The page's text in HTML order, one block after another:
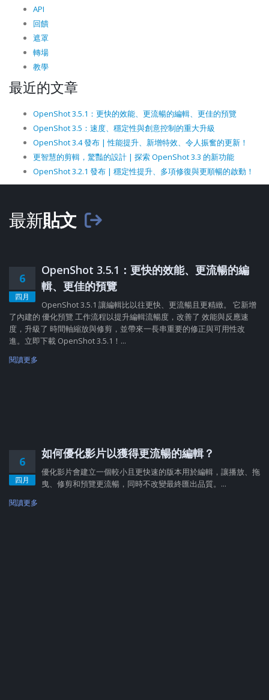
API
回饋
遮罩
轉場
教學
最近的文章
OpenShot 3.5.1：更快的效能、更流暢的編輯、更佳的預覽
OpenShot 3.5：速度、穩定性與創意控制的重大升級
OpenShot 3.4 發布 | 性能提升、新增特效、令人振奮的更新！
更智慧的剪輯，驚豔的設計 | 探索 OpenShot 3.3 的新功能
OpenShot 3.2.1 發布 | 穩定性提升、多項修復與更順暢的啟動！
最新貼文
6
四月
OpenShot 3.5.1：更快的效能、更流暢的編
輯、更佳的預覽
OpenShot 3.5.1 讓編輯比以往更快、更流暢且更精緻。 它新增
了內建的 優化預覽 工作流程以提升編輯流暢度，改善了 效能與反應速
度，升級了 時間軸縮放與修剪，並帶來一長串重要的修正與可用性改
進。立即下載 OpenShot 3.5.1！...
閱讀更多
6
四月
如何優化影片以獲得更流暢的編輯？
優化影片會建立一個較小且更快速的版本用於編輯，讓播放、拖
曳、修剪和預覽更流暢，同時不改變最終匯出品質。...
閱讀更多